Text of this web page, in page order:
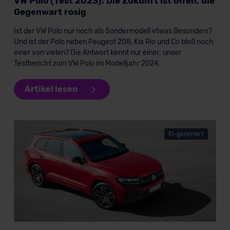
Grundlage eines Angemessenheitsbeschlusses der EU-
Kommission (Art. 45 Abs. 1 DSGVO), von
Standarddatenschutzklauseln (Art. 46 Abs. 2 lit. c
DSGVO) oder wenn Sie hierzu Ihre Einwilligung freiwillig
erteilen. Nähere Informationen zu den bestehenden
Datenschutzklauseln können Sie über den Kontakt zu
datenschutz@meinauto.de anfordern.
Gegenwart rosig
Ist der VW Polo nur noch als Sondermodell etwas Besonders?
Und ist der Polo neben Peugeot 208, Kia Rio und Co bloß noch
einer von vielen? Die Antwort kennt nur einer: unser
Testbericht zum VW Polo im Modelljahr 2024.
Artikel lesen
KI-generiert